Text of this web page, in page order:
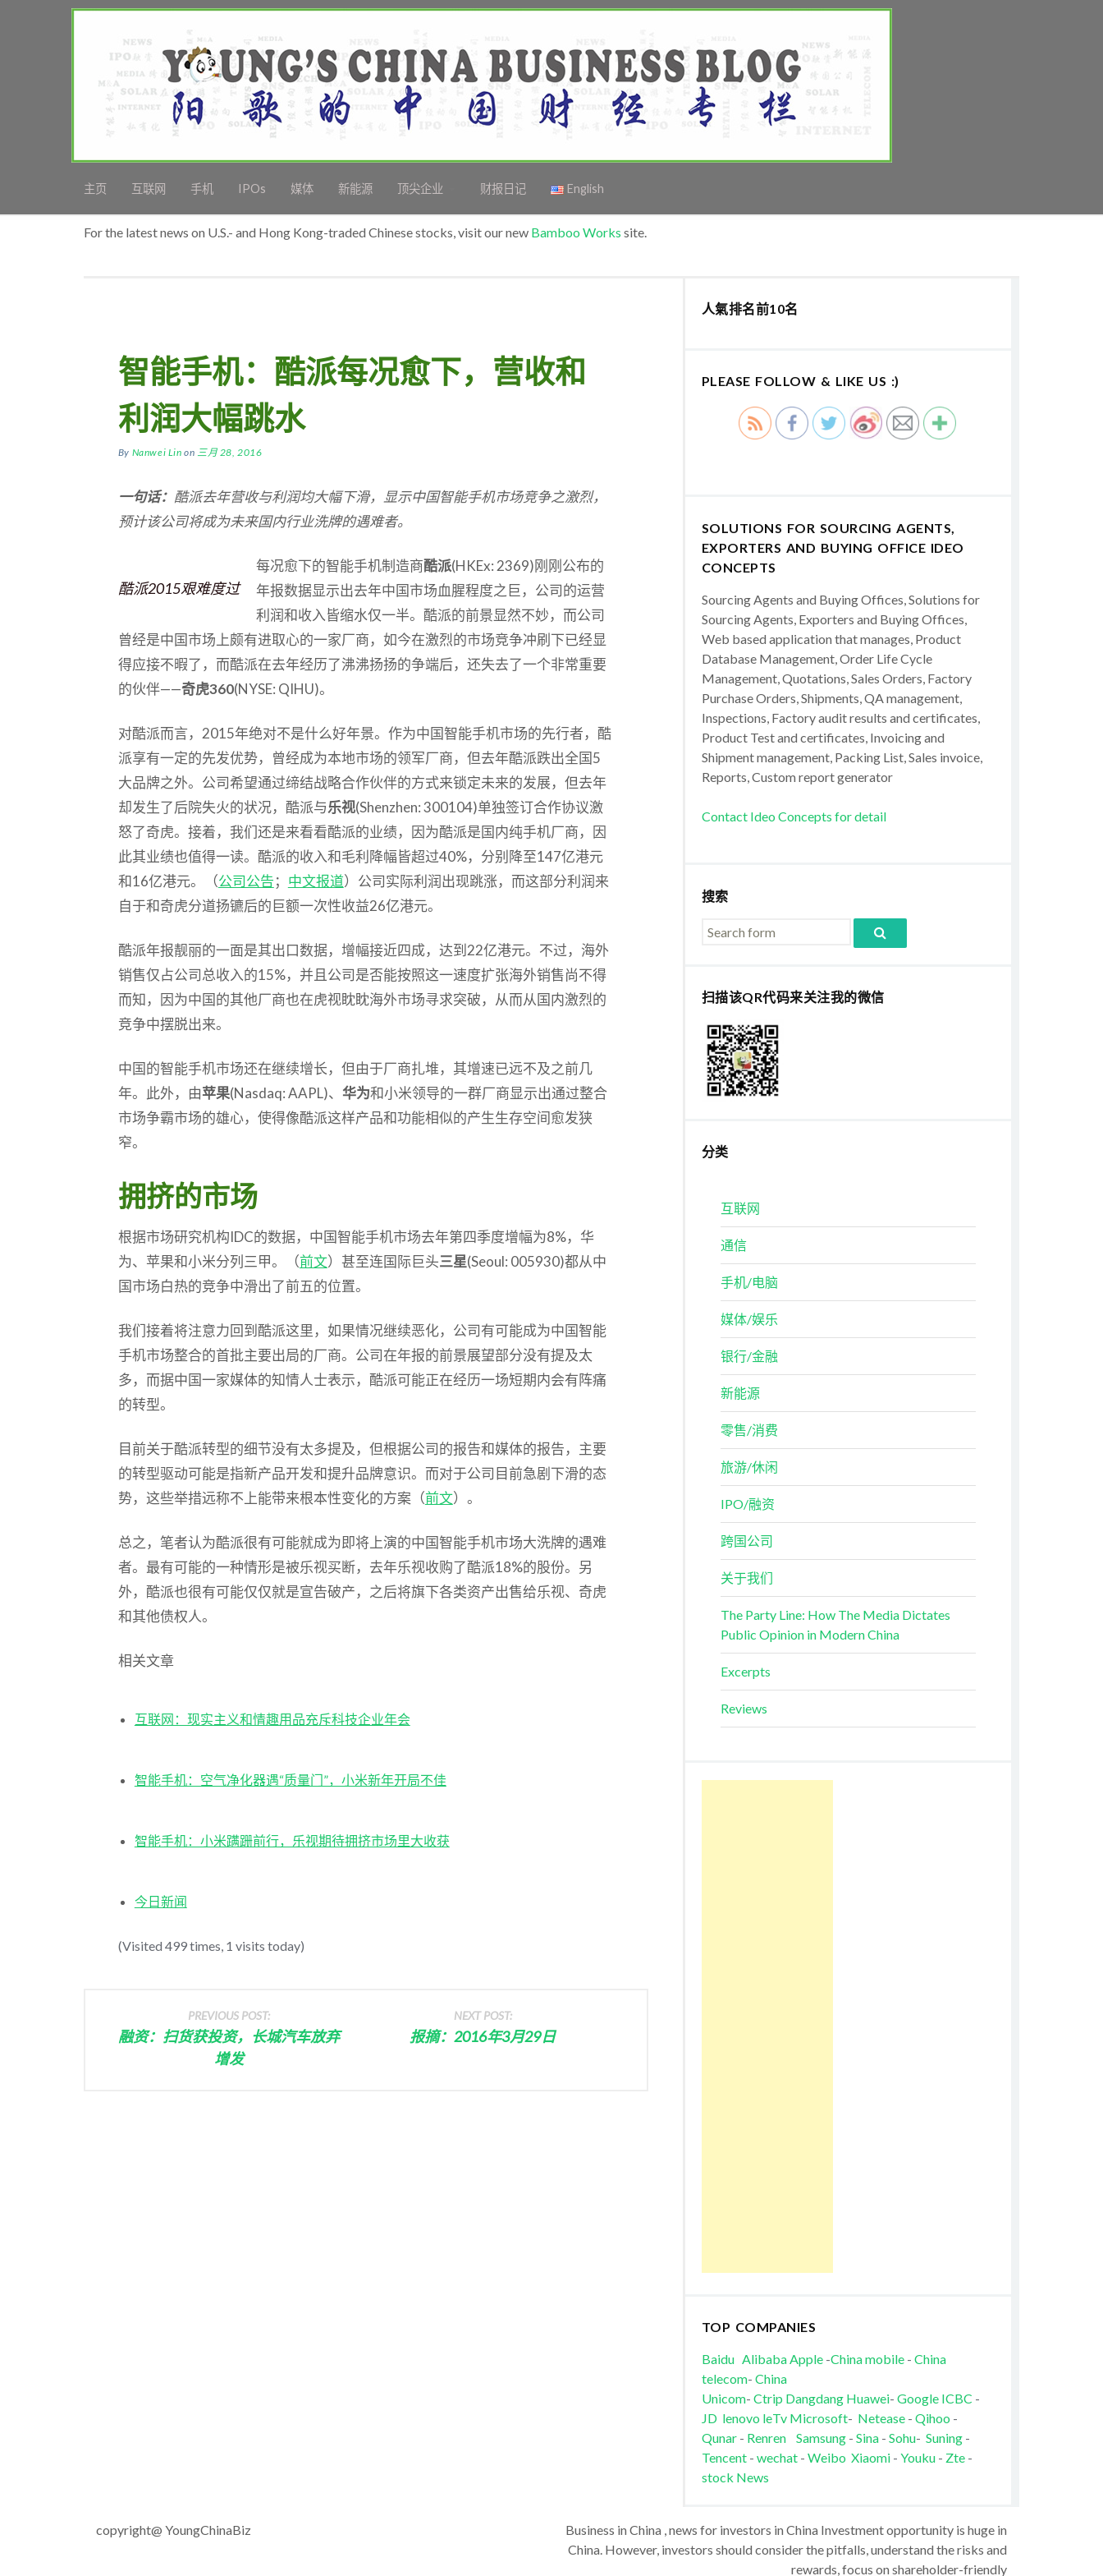
主页 互联网 手机 IPOs 媒体 新能源 顶尖企业 财报日记 English
For the latest news on U.S.- and Hong Kong-traded Chinese stocks, visit our new Bamboo Works site.
智能手机：酷派每况愈下，营收和
利润大幅跳水
By Nanwei Lin on 三月 28, 2016
一句话： 酷派去年营收与利润均大幅下滑，显示中国智能手机市场竞争之激烈，
预计该公司将成为未来国内行业洗牌的遇难者。
酷派2015艰难度过
每况愈下的智能手机制造商酷派(HKEx: 2369)刚刚公布的
年报数据显示出去年中国市场血腥程度之巨，公司的运营
利润和收入皆缩水仅一半。酷派的前景显然不妙，而公司
曾经是中国市场上颇有进取心的一家厂商，如今在激烈的市场竞争冲刷下已经显
得应接不暇了，而酷派在去年经历了沸沸扬扬的争端后，还失去了一个非常重要
的伙伴——奇虎360(NYSE: QIHU)。
对酷派而言，2015年绝对不是什么好年景。作为中国智能手机市场的先行者，酷
派享有一定的先发优势，曾经成为本地市场的领军厂商，但去年酷派跌出全国5
大品牌之外。公司希望通过缔结战略合作伙伴的方式来锁定未来的发展，但去年
却发生了后院失火的状况，酷派与乐视(Shenzhen: 300104)单独签订合作协议激
怒了奇虎。接着，我们还是来看看酷派的业绩，因为酷派是国内纯手机厂商，因
此其业绩也值得一读。酷派的收入和毛利降幅皆超过40%，分别降至147亿港元
和16亿港元。（公司公告； 中文报道）公司实际利润出现跳涨，而这部分利润来
自于和奇虎分道扬镳后的巨额一次性收益26亿港元。
酷派年报靓丽的一面是其出口数据，增幅接近四成，达到22亿港元。不过，海外
销售仅占公司总收入的15%，并且公司是否能按照这一速度扩张海外销售尚不得
而知，因为中国的其他厂商也在虎视眈眈海外市场寻求突破，从而从国内激烈的
竞争中摆脱出来。
中国的智能手机市场还在继续增长，但由于厂商扎堆，其增速已远不及之前几
年。此外，由苹果(Nasdaq: AAPL)、 华为和小米领导的一群厂商显示出通过整合
市场争霸市场的雄心，使得像酷派这样产品和功能相似的产生生存空间愈发狭
窄。
拥挤的市场
根据市场研究机构IDC的数据，中国智能手机市场去年第四季度增幅为8%，华
为、苹果和小米分列三甲。（前文）甚至连国际巨头三星(Seoul: 005930)都从中
国市场白热的竞争中滑出了前五的位置。
我们接着将注意力回到酷派这里，如果情况继续恶化，公司有可能成为中国智能
手机市场整合的首批主要出局的厂商。公司在年报的前景展望部分没有提及太
多，而据中国一家媒体的知情人士表示，酷派可能正在经历一场短期内会有阵痛
的转型。
目前关于酷派转型的细节没有太多提及，但根据公司的报告和媒体的报告，主要
的转型驱动可能是指新产品开发和提升品牌意识。而对于公司目前急剧下滑的态
势，这些举措远称不上能带来根本性变化的方案（前文）。
总之，笔者认为酷派很有可能就成为即将上演的中国智能手机市场大洗牌的遇难
者。最有可能的一种情形是被乐视买断，去年乐视收购了酷派18%的股份。另
外，酷派也很有可能仅仅就是宣告破产，之后将旗下各类资产出售给乐视、奇虎
和其他债权人。
相关文章
互联网：现实主义和情趣用品充斥科技企业年会
智能手机：空气净化器遇“质量门”，小米新年开局不佳
智能手机：小米蹒跚前行，乐视期待拥挤市场里大收获
今日新闻
(Visited 499 times, 1 visits today)
PREVIOUS POST:
融资：扫货获投资，长城汽车放弃
增发
NEXT POST:
报摘：2016年3月29日
人氣排名前10名
PLEASE FOLLOW & LIKE US :)
SOLUTIONS FOR SOURCING AGENTS,
EXPORTERS AND BUYING OFFICE IDEO
CONCEPTS
Sourcing Agents and Buying Offices, Solutions for
Sourcing Agents, Exporters and Buying Offices,
Web based application that manages, Product
Database Management, Order Life Cycle
Management, Quotations, Sales Orders, Factory
Purchase Orders, Shipments, QA management,
Inspections, Factory audit results and certificates,
Product Test and certificates, Invoicing and
Shipment management, Packing List, Sales invoice,
Reports, Custom report generator
Contact Ideo Concepts for detail
搜索
扫描该QR代码来关注我的微信
分类
互联网
通信
手机/电脑
媒体/娱乐
银行/金融
新能源
零售/消费
旅游/休闲
IPO/融资
跨国公司
关于我们
The Party Line: How The Media Dictates
Public Opinion in Modern China
Excerpts
Reviews
TOP COMPANIES
Baidu AlibabaApple-China mobile- China
telecom- China
Unicom- Ctrip Dangdang Huawei- Google ICBC -
JD lenovo leTv Microsoft- Netease- Qihoo -
Qunar- Renren Samsung- Sina- Sohu- Suning-
Tencent- wechat - Weibo Xiaomi- Youku - Zte-
stock News
copyright@ YoungChinaBiz
Business in China , news for investors in China Investment opportunity is huge in
China. However, investors should consider the pitfalls, understand the risks and
rewards, focus on shareholder-friendly